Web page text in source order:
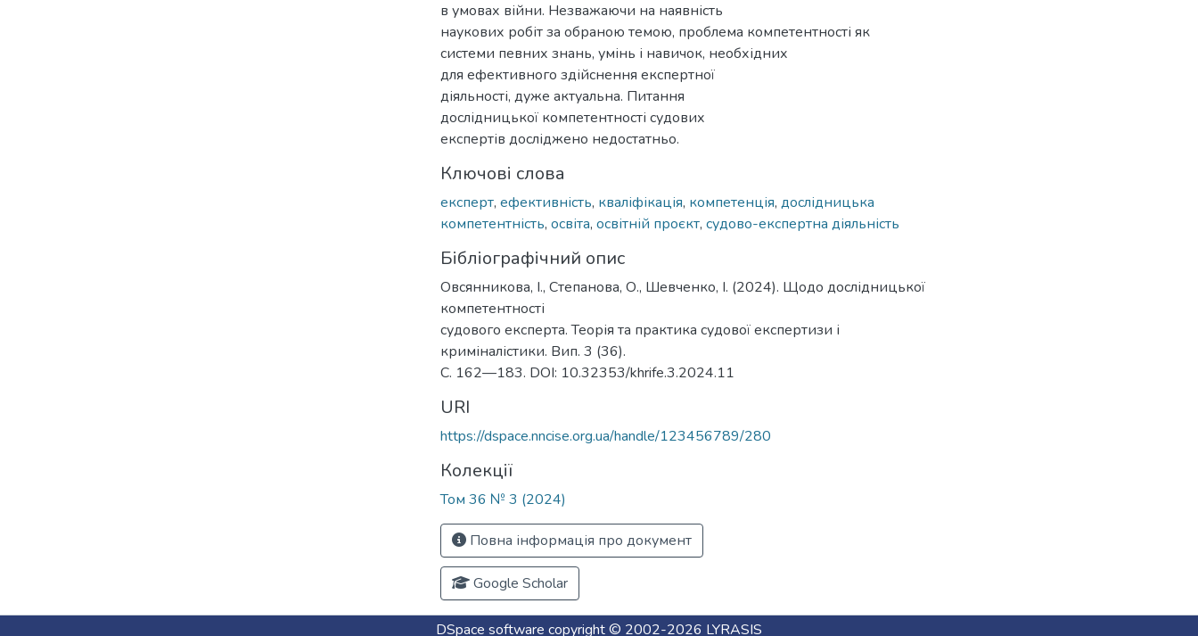
в умовах війни. Незважаючи на наявність
наукових робіт за обраною темою, проблема компетентності як
системи певних знань, умінь і навичок, необхідних
для ефективного здійснення експертної
діяльності, дуже актуальна. Питання
дослідницької компетентності судових
експертів досліджено недостатньо.
Ключові слова
експерт, ефективність, кваліфікація, компетенція, дослідницька
компетентність, освіта, освітній проєкт, судово-експертна діяльність
Бібліографічний опис
Овсянникова, І., Степанова, О., Шевченко, І. (2024). Щодо дослідницької
компетентності
судового експерта. Теорія та практика судової експертизи і
криміналістики. Вип. 3 (36).
С. 162—183. DOI: 10.32353/khrife.3.2024.11
URI
https://dspace.nncise.org.ua/handle/123456789/280
Колекції
Том 36 № 3 (2024)
Повна інформація про документ
Google Scholar
DSpace software copyright © 2002-2026 LYRASIS